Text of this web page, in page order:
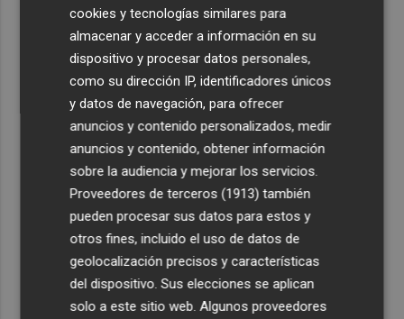
Valencia Basket abrirá la EuroLeague Women en casa
ante Fenerbahce Opet
Recibe toda la actualidad de
Plaza Podcast en tu correo
Quiero suscribirme
cookies y tecnologías similares para
almacenar y acceder a información en su
dispositivo y procesar datos personales,
como su dirección IP, identificadores únicos
y datos de navegación, para ofrecer
anuncios y contenido personalizados, medir
anuncios y contenido, obtener información
sobre la audiencia y mejorar los servicios.
Proveedores de terceros (1913) también
pueden procesar sus datos para estos y
otros fines, incluido el uso de datos de
geolocalización precisos y características
del dispositivo. Sus elecciones se aplican
solo a este sitio web. Algunos proveedores